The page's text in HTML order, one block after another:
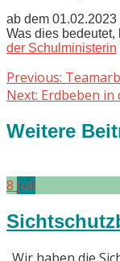
ab dem
Was dies
der Schulministerin
Previous: Previous
post:
Next: Next
Erdbeben in
Weitere
8 Juli